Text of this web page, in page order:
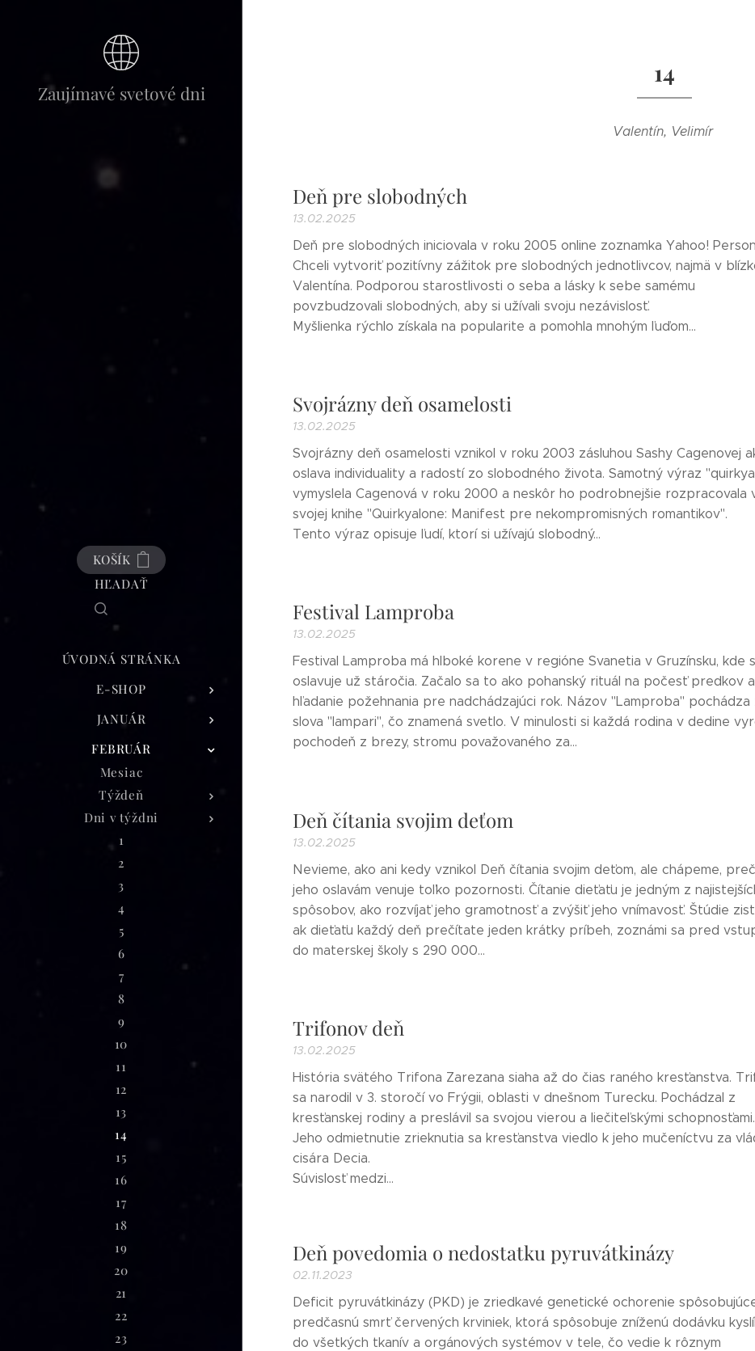
Zaujímavé svetové dni
KOŠÍK
HĽADAŤ
ÚVODNÁ STRÁNKA
E-SHOP
JANUÁR
FEBRUÁR
Mesiac
Týždeň
Dni v týždni
1
2
3
4
5
6
7
8
9
10
11
12
13
14
15
16
17
18
19
20
21
22
23
14
Valentín, Velimír
Deň pre slobodných
13.02.2025
Deň pre slobodných iniciovala v roku 2005 online zoznamka Yahoo!
Chceli vytvoriť pozitívny zážitok pre slobodných jednotlivcov, najmä v
Valentína. Podporou starostlivosti o seba a lásky k sebe samému
povzbudzovali slobodných, aby si užívali svoju nezávislosť.
Myšlienka rýchlo získala na popularite a pomohla mnohým ľuďom...
Svojrázny deň osamelosti
13.02.2025
Svojrázny deň osamelosti vznikol v roku 2003 zásluhou Sashy Cagenovej
oslava individuality a radostí zo slobodného života. Samotný výraz
vymyslela Cagenová v roku 2000 a neskôr ho podrobnejšie rozpracovala
svojej knihe "Quirkyalone: Manifest pre nekompromisných romantikov".
Tento výraz opisuje ľudí, ktorí si užívajú slobodný...
Festival Lamproba
13.02.2025
Festival Lamproba má hlboké korene v regióne Svanetia v Gruzínsku, kde
oslavuje už stáročia. Začalo sa to ako pohanský rituál na počesť predkov a
hľadanie požehnania pre nadchádzajúci rok. Názov "Lamproba" pochádza
slova "lampari", čo znamená svetlo. V minulosti si každá rodina v dedine
pochodeň z brezy, stromu považovaného za...
Deň čítania svojim deťom
13.02.2025
Nevieme, ako ani kedy vznikol Deň čítania svojim deťom, ale chápeme,
jeho oslavám venuje toľko pozornosti. Čítanie dieťaťu je jedným z
spôsobov, ako rozvíjať jeho gramotnosť a zvýšiť jeho vnímavosť. Štúdie
ak dieťaťu každý deň prečítate jeden krátky príbeh, zoznámi sa pred
do materskej školy s 290 000...
Trifonov deň
13.02.2025
História svätého Trifona Zarezana siaha až do čias raného kresťanstva.
sa narodil v 3. storočí vo Frýgii, oblasti v dnešnom Turecku. Pochádzal z
kresťanskej rodiny a preslávil sa svojou vierou a liečiteľskými schopnosťami.
Jeho odmietnutie zrieknutia sa kresťanstva viedlo k jeho mučeníctvu za
cisára Decia.
Súvislosť medzi...
Deň povedomia o nedostatku pyruvátkinázy
02.11.2023
Deficit pyruvátkinázy (PKD) je zriedkavé genetické ochorenie
predčasnú smrť červených krviniek, ktorá spôsobuje zníženú dodávku
do všetkých tkanív a orgánových systémov v tele, čo vedie k rôznym